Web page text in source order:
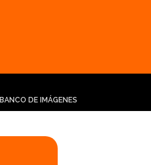
BANCO DE IMÁGENES